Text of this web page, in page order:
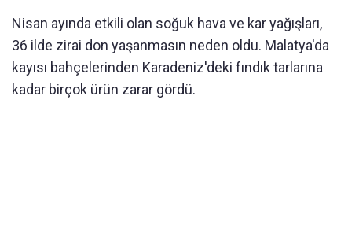
Nisan ayında etkili olan soğuk hava ve kar yağışları,
36 ilde zirai don yaşanmasın neden oldu. Malatya'da
kayısı bahçelerinden Karadeniz'deki fındık tarlarına
kadar birçok ürün zarar gördü.